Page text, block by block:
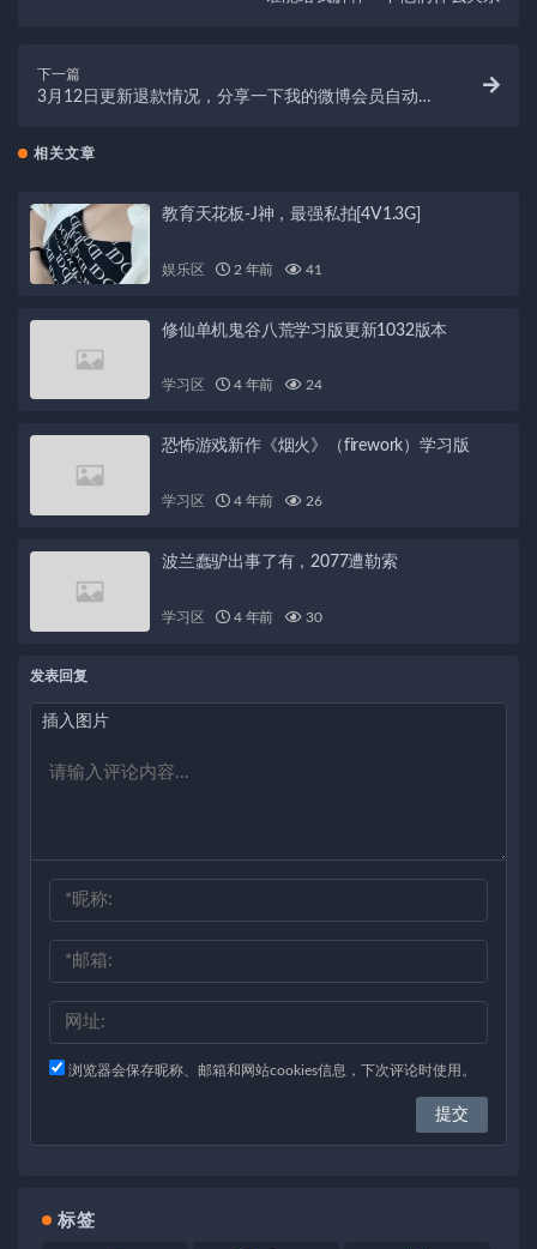
下一篇
3月12日更新退款情况，分享一下我的微博会员自动续
相关文章
教育天花板-J神，最强私拍[4V1.3G]
娱乐区 2 年前 41
修仙单机鬼谷八荒学习版更新1032版本
学习区 4 年前 24
恐怖游戏新作《烟火》（firework）学习版
学习区 4 年前 26
波兰蠢驴出事了有，2077遭勒索
学习区 4 年前 30
发表回复
插入图片
浏览器会保存昵称、邮箱和网站cookies信息，下次评论时使用。
标签